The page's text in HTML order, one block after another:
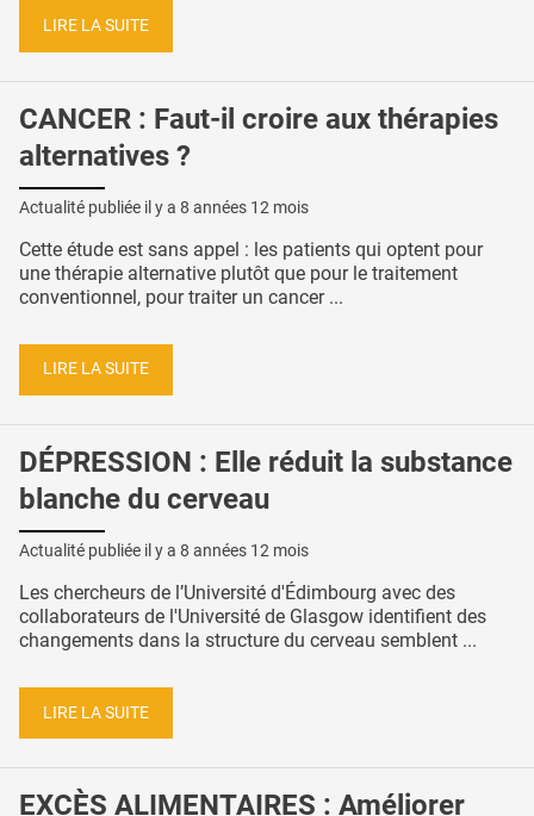
LIRE LA SUITE
CANCER : Faut-il croire aux thérapies
alternatives ?
Actualité publiée il y a 8 années 12 mois
Cette étude est sans appel : les patients qui optent pour
une thérapie alternative plutôt que pour le traitement
conventionnel, pour traiter un cancer ...
LIRE LA SUITE
DÉPRESSION : Elle réduit la substance
blanche du cerveau
Actualité publiée il y a 8 années 12 mois
Les chercheurs de l’Université d'Édimbourg avec des
collaborateurs de l'Université de Glasgow identifient des
changements dans la structure du cerveau semblent ...
LIRE LA SUITE
EXCÈS ALIMENTAIRES : Améliorer